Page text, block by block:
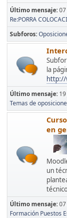
Último mensaje:
Re:PORRA
Subforos
la
http://
Último mensaje:
Temas de
en
un
Último mensaje:
Formación Puestos